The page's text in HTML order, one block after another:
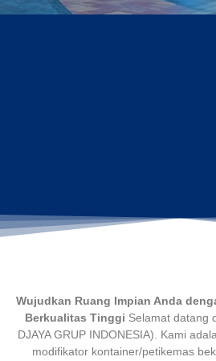
Wujudkan Ruang Impian Anda
Berkualitas Tinggi Selamat datang
DJAYA GRUP INDONESIA). Kami
modifikator kontainer/petikemas